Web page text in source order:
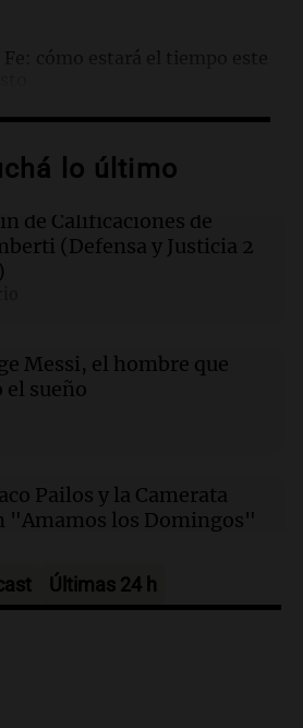
Fe: cómo estará el tiempo este
la muerte de un cabecilla
cómo estará el tiempo este
lo último
de Calificaciones de
(Defensa y Justicia 2
Messi, el hombre que
el sueño
Pailos y la Camerata
"Amamos los Domingos"
obra en Cadena 3
Últimas 24 h